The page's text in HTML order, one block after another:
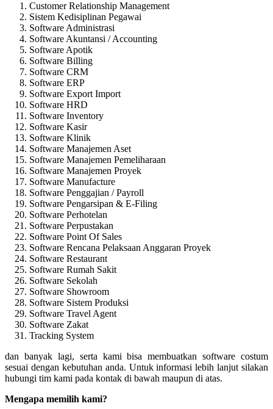
Customer Relationship Management
Sistem Kedisiplinan Pegawai
Software Administrasi
Software Akuntansi / Accounting
Software Apotik
Software Billing
Software CRM
Software ERP
Software Export Import
Software HRD
Software Inventory
Software Kasir
Software Klinik
Software Manajemen Aset
Software Manajemen Pemeliharaan
Software Manajemen Proyek
Software Manufacture
Software Penggajian / Payroll
Software Pengarsipan & E-Filing
Software Perhotelan
Software Perpustakan
Software Point Of Sales
Software Rencana Pelaksaan Anggaran Proyek
Software Restaurant
Software Rumah Sakit
Software Sekolah
Software Showroom
Software Sistem Produksi
Software Travel Agent
Software Zakat
Tracking System
dan banyak lagi, serta kami bisa membuatkan software costum
sesuai dengan kebutuhan anda. Untuk informasi lebih lanjut silakan
hubungi tim kami pada kontak di bawah maupun di atas.
Mengapa memilih kami?